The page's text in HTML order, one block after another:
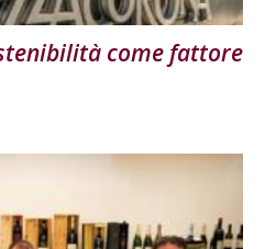
come fattore